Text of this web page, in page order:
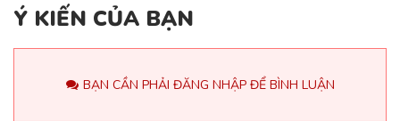
Ý KIẾN CỦA BẠN
BẠN CẦN PHẢI ĐĂNG NHẬP ĐỂ BÌNH LUẬN